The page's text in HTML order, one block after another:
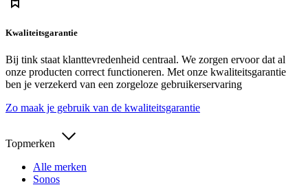
Kwaliteitsgarantie
Bij tink staat klanttevredenheid centraal. We zorgen ervoor dat al
onze producten correct functioneren. Met onze kwaliteitsgarantie
ben je verzekerd van een zorgeloze gebruikerservaring
Zo maak je gebruik van de kwaliteitsgarantie
Topmerken
Alle merken
Sonos